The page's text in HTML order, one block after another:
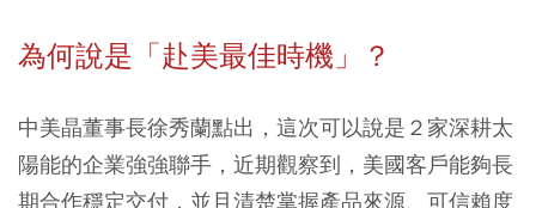
為何說是「赴美最佳時機」？
中美晶董事長徐秀蘭點出，這次可以說是２家深耕太
陽能的企業強強聯手，近期觀察到，美國客戶能夠長
期合作穩定交付，並且清楚掌握產品來源、可信賴度